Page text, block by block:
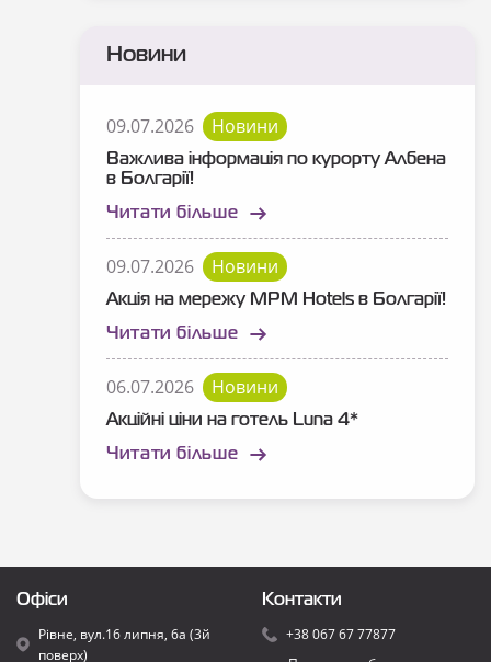
Новини
09.07.2026 Новини
Важлива інформація по курорту Албена
в Болгарії!
Читати більше
09.07.2026 Новини
Акція на мережу MPM Hotels в Болгарії!
Читати більше
06.07.2026 Новини
Акційні ціни на готель Luna 4*
Читати більше
Офіси
Рівне, вул.16 липня, 6а (3й
поверх)
Контакти
+38 067 67 77877